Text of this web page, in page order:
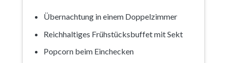
Übernachtung in einem Doppelzimmer
Reichhaltiges Frühstücksbuffet mit Sekt
Popcorn beim Einchecken